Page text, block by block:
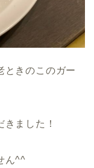
ときのこのガー
ました！
ん^^